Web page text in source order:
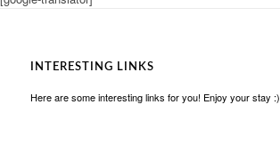
INTERESTING LINKS
Here are some interesting links for you! Enjoy your stay :)